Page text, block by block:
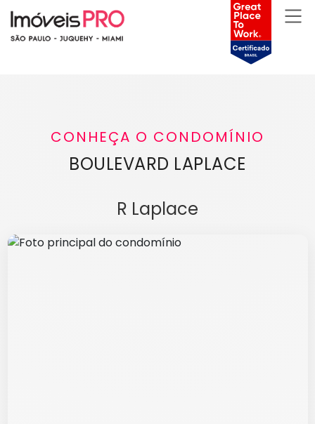
CONHEÇA O CONDOMÍNIO
BOULEVARD LAPLACE
R Laplace